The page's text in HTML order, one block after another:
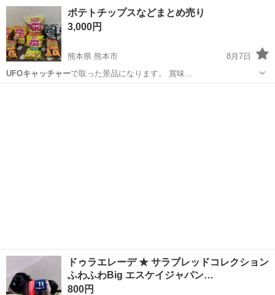
熊本 熊本市 食品 ペヤング
ポテトチップスなどまとめ売り
3,000円
熊本県 熊本市
8月7日
UFOキャッチャーで取った景品になります。 賞味…
ドゥラエレーデ ★ サラブレッドコレクション
ふわふわBig エスケイジャパン…
800円